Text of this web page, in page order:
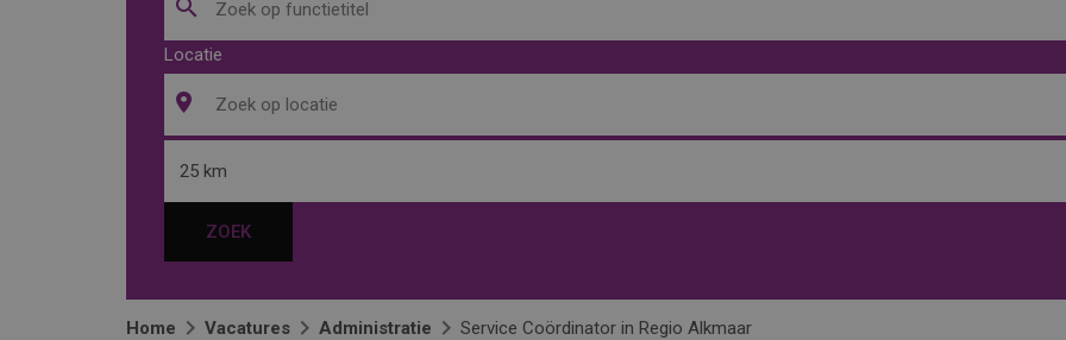
Locatie
25 km
ZOEK
Home Vacatures Administratie Service Coördinator in Regio Alkmaar